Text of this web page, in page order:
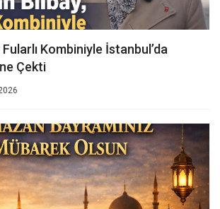
Kombiniyle İstanbul’da
Çekti